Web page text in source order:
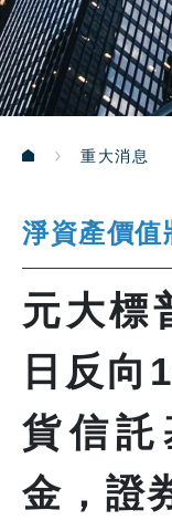
重大消息
淨資產價值
元大標
日反向
貨信
金，證